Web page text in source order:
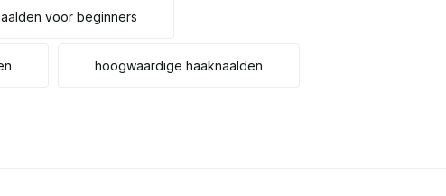
voor beginners
hoogwaardige haaknaalden